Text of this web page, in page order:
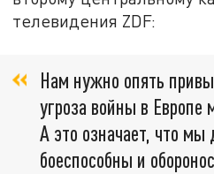
телевидения ZDF:
Нам нужно опять
угроза войны в Европе
А это означает, что
боеспособны и